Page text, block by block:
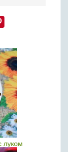
луком